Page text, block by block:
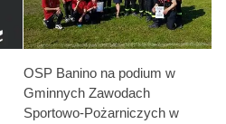
OSP Banino na podium w
Gminnych Zawodach
Sportowo-Pożarniczych w